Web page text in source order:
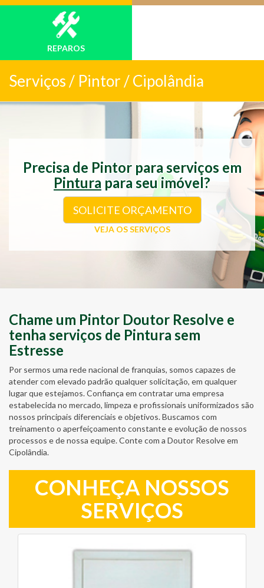
REPAROS
Serviços / Pintor / Cipolândia
Precisa de Pintor para serviços em
Pintura para seu imóvel?
SOLICITE ORÇAMENTO
VEJA OS SERVIÇOS
Chame um Pintor Doutor Resolve e
tenha serviços de Pintura sem
Estresse
Por sermos uma rede nacional de franquias, somos capazes de
atender com elevado padrão qualquer solicitação, em qualquer
lugar que estejamos. Confiança em contratar uma empresa
estabelecida no mercado, limpeza e profissionais uniformizados são
nossos principais diferenciais e objetivos. Buscamos com
treinamento o aperfeiçoamento constante e evolução de nossos
processos e de nossa equipe. Conte com a Doutor Resolve em
Cipolândia.
CONHEÇA NOSSOS
SERVIÇOS